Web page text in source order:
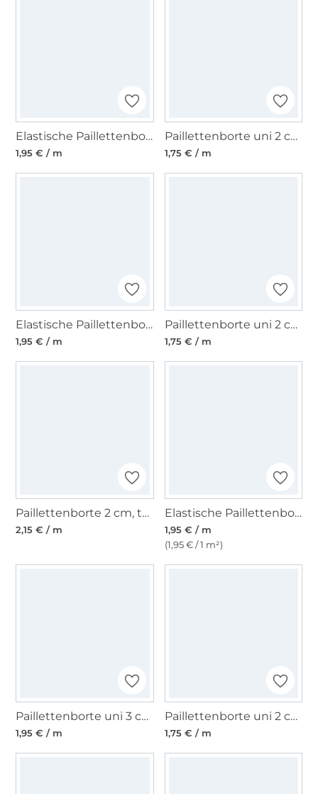
Elastische Paillettenborte 30 mm pink
1,95 € / m
Paillettenborte uni 2 cm, silber
1,75 € / m
Elastische Paillettenborte 30 mm silber
1,95 € / m
Paillettenborte uni 2 cm, rosa
1,75 € / m
Paillettenborte 2 cm, türkis
2,15 € / m
Elastische Paillettenborte 30 mm wollweiss
1,95 € / m
(1,95 € / 1 m²)
Paillettenborte uni 3 cm, silber
1,95 € / m
Paillettenborte uni 2 cm, gold
1,75 € / m